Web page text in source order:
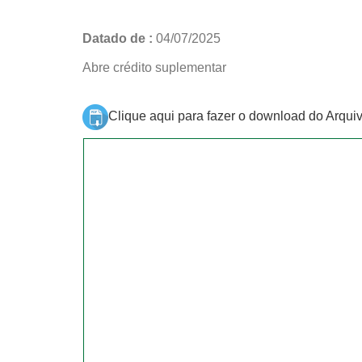
Datado de : 04/07/2025
Abre crédito suplementar
Clique aqui para fazer o download do